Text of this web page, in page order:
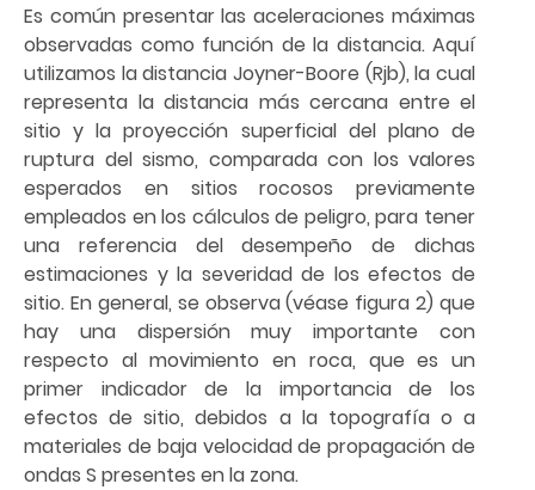
Es común presentar las aceleraciones máximas
observadas como función de la distancia. Aquí
utilizamos la distancia Joyner-Boore (Rjb), la cual
representa la distancia más cercana entre el
sitio y la proyección superficial del plano de
ruptura del sismo, comparada con los valores
esperados en sitios rocosos previamente
empleados en los cálculos de peligro, para tener
una referencia del desempeño de dichas
estimaciones y la severidad de los efectos de
sitio. En general, se observa (véase figura 2) que
hay una dispersión muy importante con
respecto al movimiento en roca, que es un
primer indicador de la importancia de los
efectos de sitio, debidos a la topografía o a
materiales de baja velocidad de propagación de
ondas S presentes en la zona.